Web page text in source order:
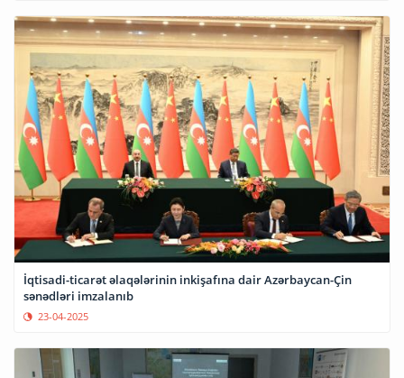
İqtisadi-ticarət əlaqələrinin inkişafına dair Azərbaycan-Çin
sənədləri imzalanıb
23-04-2025